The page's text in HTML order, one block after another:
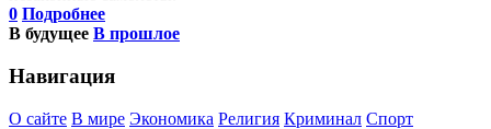
0 Подробнее
В будущее В прошлое
Навигация
О сайте В мире Экономика Религия Криминал Спорт